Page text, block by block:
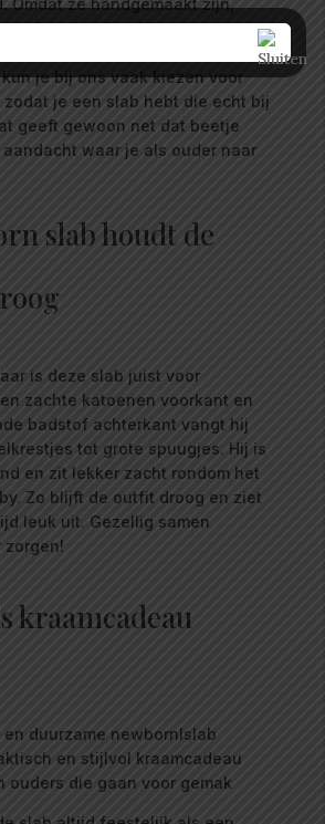
op de afwerking en
je bij ons vaak kiezen voor
je een slab hebt die echt bij
geeft gewoon net dat beetje
aandacht waar je als ouder naar
slab houdt de
is deze slab juist voor
zachte katoenen voorkant en
badstof achterkant vangt hij
tot grote spuugjes. Hij is
en zit lekker zacht rondom het
Zo blijft de outfit droog en ziet
leuk uit. Gezellig samen
kraamcadeau
duurzame newbornlslab
en stijlvol kraamcadeau
ouders die gaan voor gemak